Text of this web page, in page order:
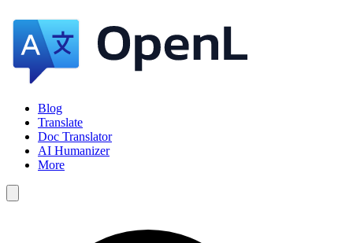
Blog
Translate
Doc Translator
AI Humanizer
More